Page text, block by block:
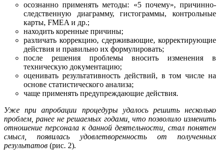
осознанно применять методы: «5 почему», причинно-
следственную диаграмму, гистограммы, контрольные
карты, FMEA и др.;
находить коренные причины;
различать коррекцию, сдерживающие, корректирующие
действия и правильно их формулировать;
после решения проблемы вносить изменения в
техническую документацию;
оценивать результативность действий, в том числе на
основе статистического анализа;
чаще применять предупреждающие действия.
Уже при апробации процедуры удалось решить несколько
проблем, ранее не решаемых годами, что позволило изменить
отношение персонала к данной деятельности, стал понятен
смысл, появилась удовлетворенность от полученных
результатов (рис. 2).